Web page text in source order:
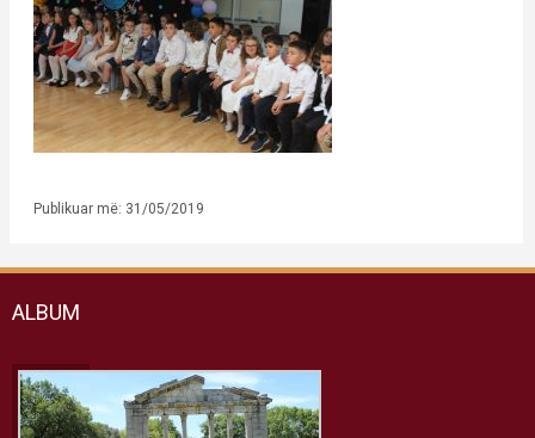
Publikuar më: 31/05/2019
ALBUM